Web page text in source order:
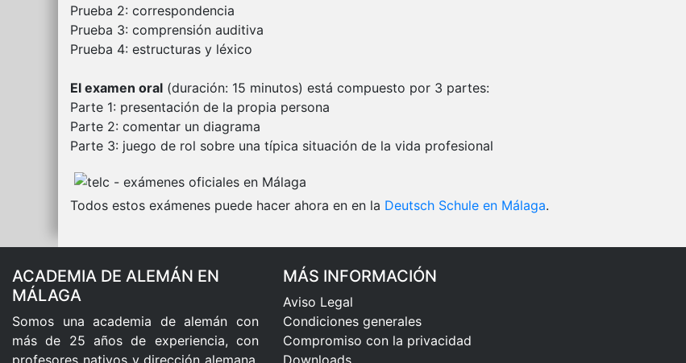
Prueba 2: correspondencia
Prueba 3: comprensión auditiva
Prueba 4: estructuras y léxico
El examen oral (duración: 15 minutos) está compuesto por 3 partes:
Parte 1: presentación de la propia persona
Parte 2: comentar un diagrama
Parte 3: juego de rol sobre una típica situación de la vida profesional
Todos estos exámenes puede hacer ahora en en la Deutsch Schule en Málaga.
ACADEMIA DE ALEMÁN EN
MÁLAGA
Somos una academia de alemán con
más de 25 años de experiencia, con
profesores nativos y dirección alemana.
MÁS INFORMACIÓN
Aviso Legal
Condiciones generales
Compromiso con la privacidad
Downloads